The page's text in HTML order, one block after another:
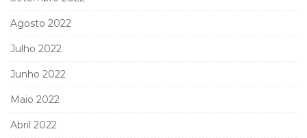
Agosto 2022
Julho 2022
Junho 2022
Maio 2022
Abril 2022